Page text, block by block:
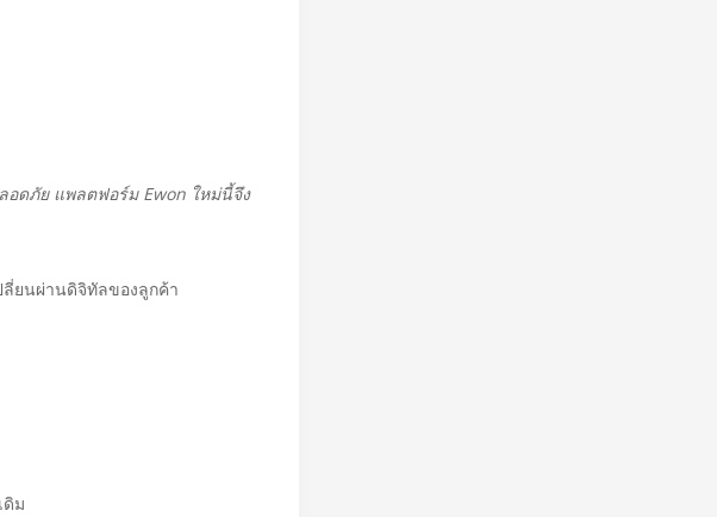
อดภัย แพลตฟอร์ม Ewon ใหม่นี้จึง
ลี่ยนผ่านดิจิทัลของลูกค้า
ม